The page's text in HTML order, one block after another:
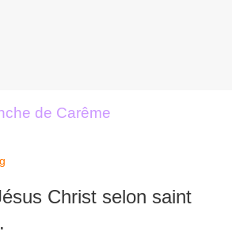
de Carême
Christ selon saint